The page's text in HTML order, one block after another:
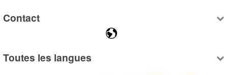
Contact
Toutes les langues